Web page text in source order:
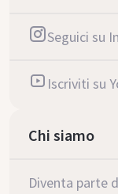
Seguici su
Iscriviti su
Chi siamo
Diventa parte